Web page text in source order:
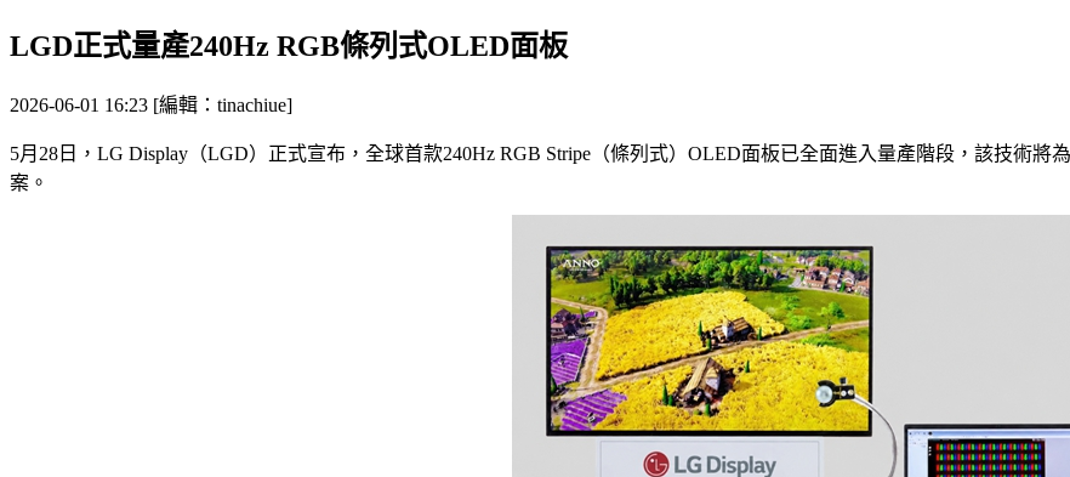
LGD正式量產240Hz RGB條列式OLED面板
2026-06-01 16:23 [編輯：tinachiue]
5月28日，LG Display（LGD）正式宣布，全球首款240Hz RGB Stripe（條列式）OLED面板已全面進入量產階段，該技術
案。